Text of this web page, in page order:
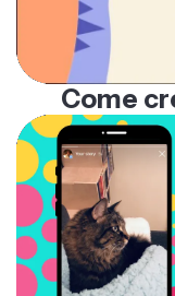
Come